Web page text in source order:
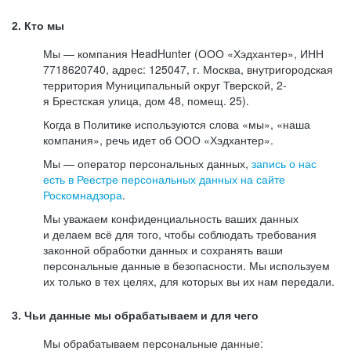
2. Кто мы
Мы — компания HeadHunter (ООО «Хэдхантер», ИНН
7718620740, адрес: 125047, г. Москва, внутригородская
территория Муниципальный округ Тверской, 2-
я Брестская улица, дом 48, помещ. 25).
Когда в Политике используются слова «мы», «наша
компания», речь идет об ООО «Хэдхантер».
Мы — оператор персональных данных, запись о нас
есть в Реестре персональных данных на сайте
Роскомнадзора.
Мы уважаем конфиденциальность ваших данных
и делаем всё для того, чтобы соблюдать требования
законной обработки данных и сохранять ваши
персональные данные в безопасности. Мы используем
их только в тех целях, для которых вы их нам передали.
3. Чьи данные мы обрабатываем и для чего
Мы обрабатываем персональные данные: